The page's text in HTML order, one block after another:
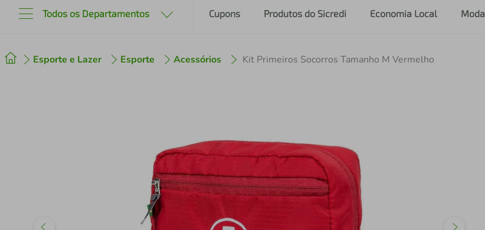
Todos os Departamentos Cupons Produtos do Sicredi Economia Local Moda
Esporte e Lazer Esporte Acessórios Kit Primeiros Socorros Tamanho M Vermelho
2 º cafeteira
iphone